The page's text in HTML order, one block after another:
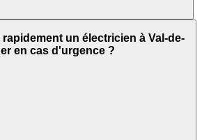
un électricien à Val-de-
en cas d'urgence ?